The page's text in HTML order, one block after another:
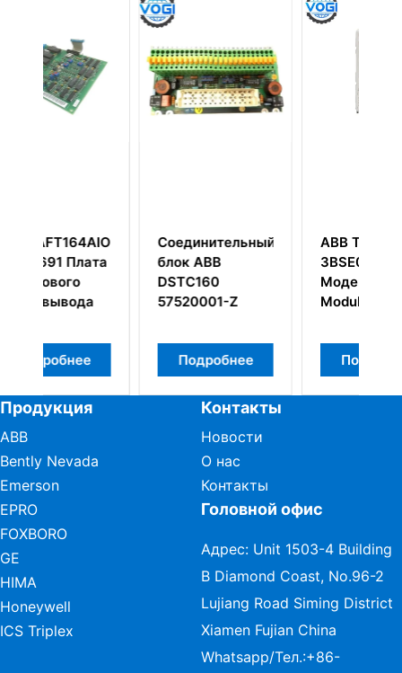
Соединительный
блок ABB
DSTC160
57520001-Z
Подробнее
ABB TB820V2
3BSE013208R1
Модем кластера
Modulebus
Подробнее
Продукция
ABB
Bently Nevada
Emerson
EPRO
FOXBORO
GE
HIMA
Honeywell
ICS Triplex
Контакты
Новости
О нас
Контакты
Головной офис
Адрес: Unit 1503-4 Building
B Diamond Coast, No.96-2
Lujiang Road Siming District
Xiamen Fujian China
Whatsapp/Тел.:+86-